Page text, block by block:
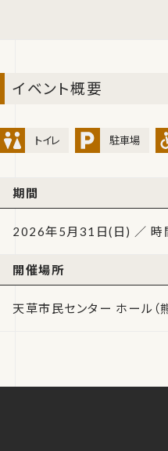
イベント概要
トイレ 駐車場
期間
2026年5月31日(日) ／ 時
開催場所
天草市民センター ホール（